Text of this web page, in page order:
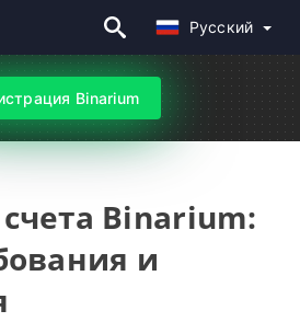
Русский
Binarium
Binarium:
и